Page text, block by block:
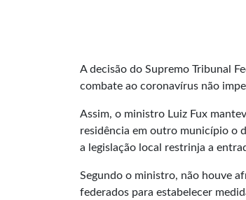
A decisão do Supremo Tribunal
combate ao coronavírus não
Assim, o ministro Luiz Fux
residência em outro município o
a legislação local restrinja a
Segundo o ministro, não houve
federados para estabelecer